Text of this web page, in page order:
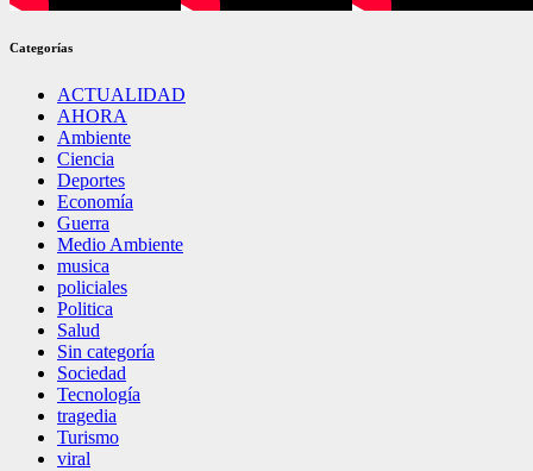
Categorías
ACTUALIDAD
AHORA
Ambiente
Ciencia
Deportes
Economía
Guerra
Medio Ambiente
musica
policiales
Politica
Salud
Sin categoría
Sociedad
Tecnología
tragedia
Turismo
viral